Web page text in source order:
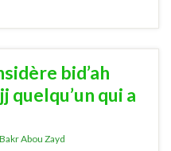
bid’ah
quelqu’un qui a
Bakr Abou Zayd